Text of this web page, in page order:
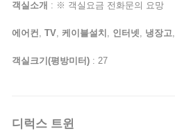
객실소개 : ※ 객실요금 전화문의 요망
에어컨, TV, 케이블설치 , 인터넷, 냉장고,
객실크기(평방미터) : 27
디럭스 트윈